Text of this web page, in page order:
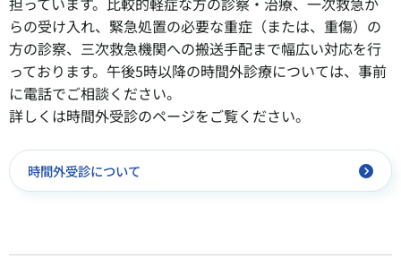
らの受け入れ、緊急処置の必要な重症（または、重傷）の
方の診察、三次救急機関への搬送手配まで幅広い対応を行
っております。午後5時以降の時間外診療については、事前
に電話でご相談ください。
詳しくは時間外受診のページをご覧ください。
時間外受診について